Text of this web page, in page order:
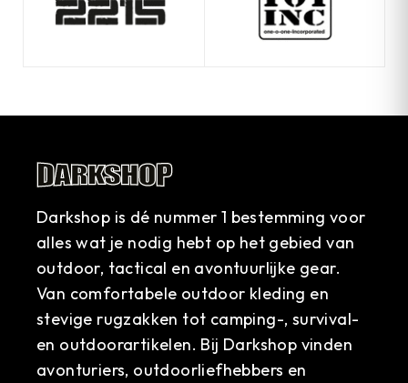
Darkshop is dé nummer 1 bestemming voor
alles wat je nodig hebt op het gebied van
outdoor, tactical en avontuurlijke gear.
Van comfortabele outdoor kleding en
stevige rugzakken tot camping-, survival-
en outdoorartikelen. Bij Darkshop vinden
avonturiers, outdoorliefhebbers en